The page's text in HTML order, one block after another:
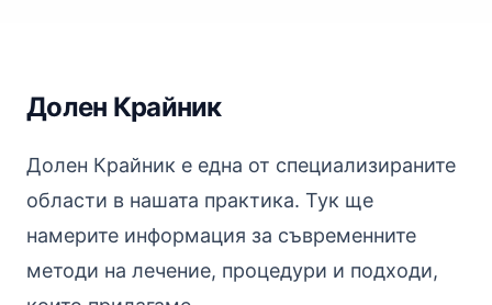
Долен Крайник
Долен Крайник е една от специализираните
области в нашата практика. Тук ще
намерите информация за съвременните
методи на лечение, процедури и подходи,